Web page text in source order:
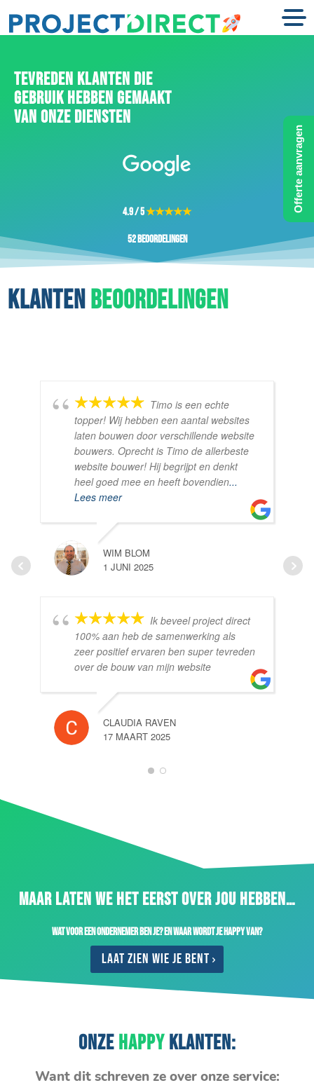
TEVREDEN KLANTEN DIE
GEBRUIK HEBBEN GEMAAKT
VAN ONZE DIENSTEN
4.9 / 5★★★★★
52 beoordelingen
KLANTENBEOORDELINGEN
Timo is een echte
topper! Wij hebben een aantal websites
laten bouwen door verschillende website
bouwers. Oprecht is Timo de allerbeste
website bouwer! Hij begrijpt en denkt
heel goed mee en heeft bovendien...
Lees meer
WIM BLOM
1 JUNI 2025
Ik beveel project direct
100% aan heb de samenwerking als
zeer positief ervaren ben super tevreden
over de bouw van mijn website
CLAUDIA RAVEN
17 MAART 2025
1 2
MAAR LATEN WE HET EERST OVER JOU HEBBEN…
Wat voor een ondernemer ben je? En waar wordt je happy van?
Laat zien wie je bent
ONZEHAPPYKLANTEN:
Want dit schreven ze over onze service:
Offerte aanvragen